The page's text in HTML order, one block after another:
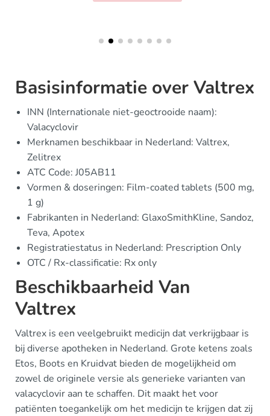
Basisinformatie over Valtrex
INN (Internationale niet-geoctrooide naam):
Valacyclovir
Merknamen beschikbaar in Nederland: Valtrex,
Zelitrex
ATC Code: J05AB11
Vormen & doseringen: Film-coated tablets (500 mg,
1 g)
Fabrikanten in Nederland: GlaxoSmithKline, Sandoz,
Teva, Apotex
Registratiestatus in Nederland: Prescription Only
OTC / Rx-classificatie: Rx only
Beschikbaarheid Van
Valtrex
Valtrex is een veelgebruikt medicijn dat verkrijgbaar is
bij diverse apotheken in Nederland. Grote ketens zoals
Etos, Boots en Kruidvat bieden de mogelijkheid om
zowel de originele versie als generieke varianten van
valacyclovir aan te schaffen. Dit maakt het voor
patiënten toegankelijk om het medicijn te krijgen dat zij